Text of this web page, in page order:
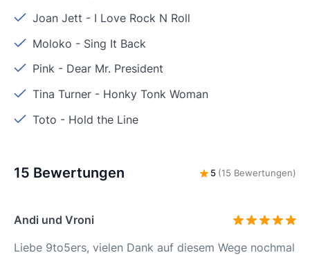
Joan Jett - I Love Rock N Roll
Moloko - Sing It Back
Pink - Dear Mr. President
Tina Turner - Honky Tonk Woman
Toto - Hold the Line
15 Bewertungen 5 (15 Bewertungen)
Andi und Vroni
Liebe 9to5ers, vielen Dank auf diesem Wege nochmal